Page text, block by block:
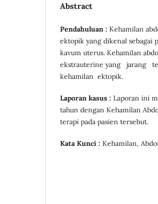
Abstract
Pendahuluan : Kehamilan
ektopik yang dikenal sebagai
kavum uterus. Kehamilan
ekstrauterine yang jarang
kehamilan ektopik.
Laporan kasus : Laporan ini
tahun dengan Kehamilan
terapi pada pasien tersebut.
Kata Kunci : Kehamilan,